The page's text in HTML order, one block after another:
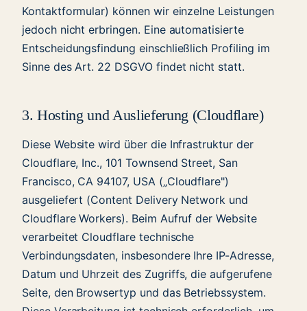
Kontaktformular) können wir einzelne Leistungen
jedoch nicht erbringen. Eine automatisierte
Entscheidungsfindung einschließlich Profiling im
Sinne des Art. 22 DSGVO findet nicht statt.
3. Hosting und Auslieferung (Cloudflare)
Diese Website wird über die Infrastruktur der
Cloudflare, Inc., 101 Townsend Street, San
Francisco, CA 94107, USA („Cloudflare")
ausgeliefert (Content Delivery Network und
Cloudflare Workers). Beim Aufruf der Website
verarbeitet Cloudflare technische
Verbindungsdaten, insbesondere Ihre IP-Adresse,
Datum und Uhrzeit des Zugriffs, die aufgerufene
Seite, den Browsertyp und das Betriebssystem.